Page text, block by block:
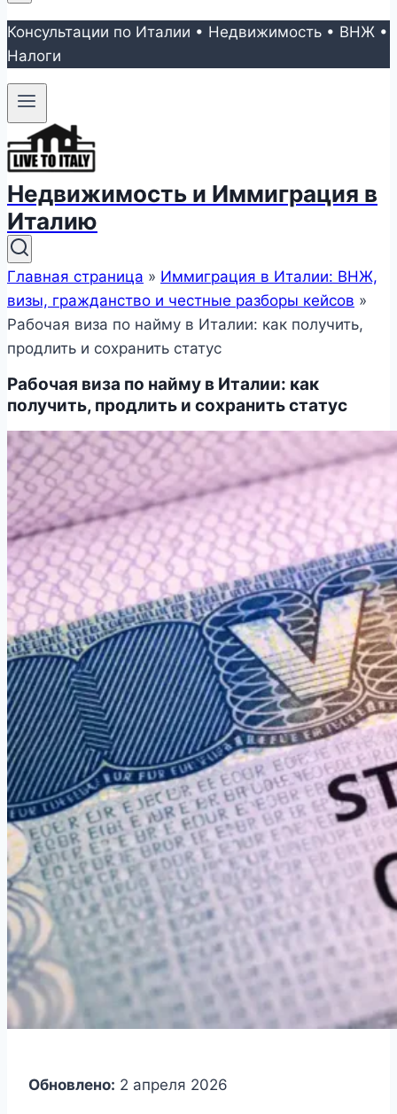
Консультации по Италии • Недвижимость • ВНЖ •
Налоги
Недвижимость и Иммиграция в
Италию
Главная страница » Иммиграция в Италии: ВНЖ,
визы, гражданство и честные разборы кейсов »
Рабочая виза по найму в Италии: как получить,
продлить и сохранить статус
Рабочая виза по найму в Италии: как
получить, продлить и сохранить статус
Обновлено: 2 апреля 2026